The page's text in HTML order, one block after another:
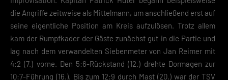
die Angriffe zeitweise als Mittelmann, um anschließend erst auf
seine eigentliche Position am Kreis aufzulösen. Trotz allem
kam der Rumpfkader der Gäste zunächst gut in die Partie und
lag nach dem verwandelten Siebenmeter von Jan Reimer mit
4:2 (7.) vorne. Den 5:6-Rückstand (12.) drehte Dormagen zur
10:7-Führung (16.). Bis zum 12:9 durch Mast (20.) war der TSV
einwandfreie Funktion der Website erforderlich.
Cookie-Informationen anzeigen